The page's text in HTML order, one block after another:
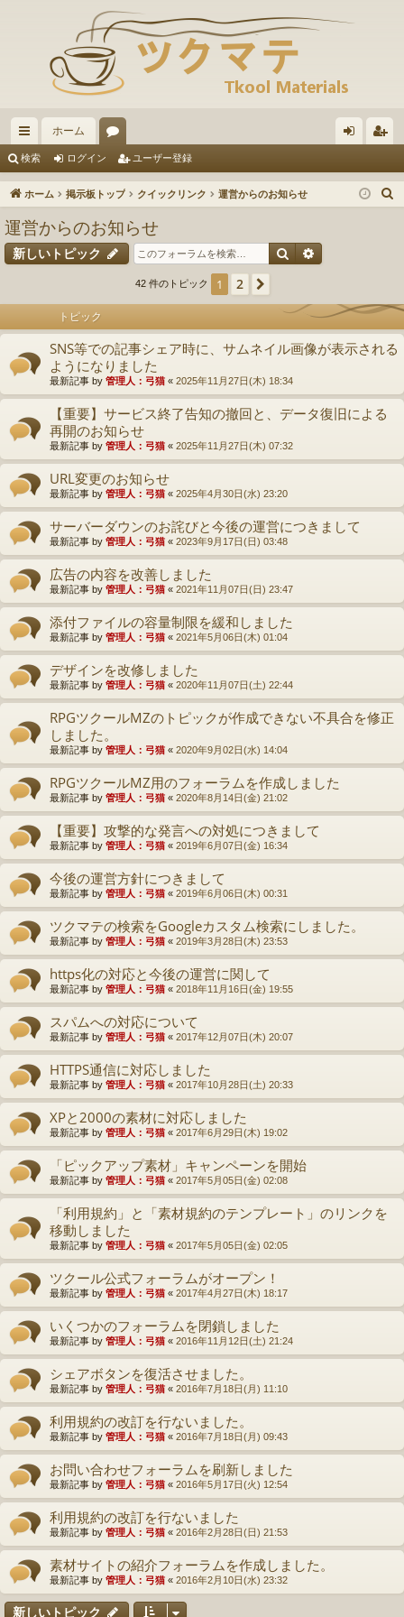
イ
ッ
リ
ン
ホーム
ー
ム
イ ザ
検索 ログイン ユーザー登録
ホーム 掲示板トップ クイックリンク 運営からのお知らせ
運営からのお知らせ
新しいトピック 検索
42 件のトピック 1 2
トピック
SNS等での記事シェア時に、サムネイル画像が表示される
ようになりました
最新記事 by 管理人：弓猫 « 2025年11月27日(木) 18:34
【重要】サービス終了告知の撤回と、データ復旧による
再開のお知らせ
最新記事 by 管理人：弓猫 « 2025年11月27日(木) 07:32
URL変更のお知らせ
最新記事 by 管理人：弓猫 « 2025年4月30日(水) 23:20
サーバーダウンのお詫びと今後の運営につきまして
最新記事 by 管理人：弓猫 « 2023年9月17日(日) 03:48
広告の内容を改善しました
最新記事 by 管理人：弓猫 « 2021年11月07日(日) 23:47
添付ファイルの容量制限を緩和しました
最新記事 by 管理人：弓猫 « 2021年5月06日(木) 01:04
デザインを改修しました
最新記事 by 管理人：弓猫 « 2020年11月07日(土) 22:44
RPGツクールMZのトピックが作成できない不具合を修正
しました。
最新記事 by 管理人：弓猫 « 2020年9月02日(水) 14:04
RPGツクールMZ用のフォーラムを作成しました
最新記事 by 管理人：弓猫 « 2020年8月14日(金) 21:02
【重要】攻撃的な発言への対処につきまして
最新記事 by 管理人：弓猫 « 2019年6月07日(金) 16:34
今後の運営方針につきまして
最新記事 by 管理人：弓猫 « 2019年6月06日(木) 00:31
ツクマテの検索をGoogleカスタム検索にしました。
最新記事 by 管理人：弓猫 « 2019年3月28日(木) 23:53
https化の対応と今後の運営に関して
最新記事 by 管理人：弓猫 « 2018年11月16日(金) 19:55
スパムへの対応について
最新記事 by 管理人：弓猫 « 2017年12月07日(木) 20:07
HTTPS通信に対応しました
最新記事 by 管理人：弓猫 « 2017年10月28日(土) 20:33
XPと2000の素材に対応しました
最新記事 by 管理人：弓猫 « 2017年6月29日(木) 19:02
「ピックアップ素材」キャンペーンを開始
最新記事 by 管理人：弓猫 « 2017年5月05日(金) 02:08
「利用規約」と「素材規約のテンプレート」のリンクを
移動しました
最新記事 by 管理人：弓猫 « 2017年5月05日(金) 02:05
ツクール公式フォーラムがオープン！
最新記事 by 管理人：弓猫 « 2017年4月27日(木) 18:17
いくつかのフォーラムを閉鎖しました
最新記事 by 管理人：弓猫 « 2016年11月12日(土) 21:24
シェアボタンを復活させました。
最新記事 by 管理人：弓猫 « 2016年7月18日(月) 11:10
利用規約の改訂を行ないました。
最新記事 by 管理人：弓猫 « 2016年7月18日(月) 09:43
お問い合わせフォーラムを刷新しました
最新記事 by 管理人：弓猫 « 2016年5月17日(火) 12:54
利用規約の改訂を行ないました
最新記事 by 管理人：弓猫 « 2016年2月28日(日) 21:53
素材サイトの紹介フォーラムを作成しました。
最新記事 by 管理人：弓猫 « 2016年2月10日(水) 23:32
新しいトピック